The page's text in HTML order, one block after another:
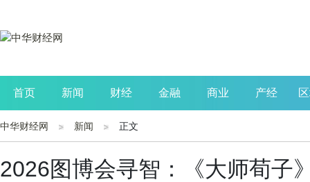
首页 新闻 财经 金融 商业 产经
公司 生活 读书
中华财经网 新闻 正文
2026图博会寻智：《大师荀子